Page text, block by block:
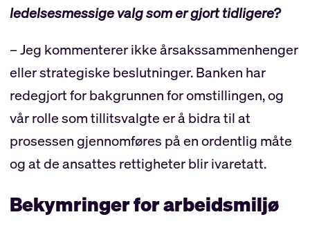
ledelsesmessige valg som er gjort tidligere?
– Jeg kommenterer ikke årsakssammenhenger
eller strategiske beslutninger. Banken har
redegjort for bakgrunnen for omstillingen, og
vår rolle som tillitsvalgte er å bidra til at
prosessen gjennomføres på en ordentlig måte
og at de ansattes rettigheter blir ivaretatt.
Bekymringer for arbeidsmiljø